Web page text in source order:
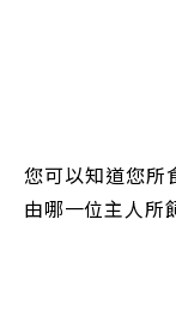
您可以知道您所
由哪一位主人所